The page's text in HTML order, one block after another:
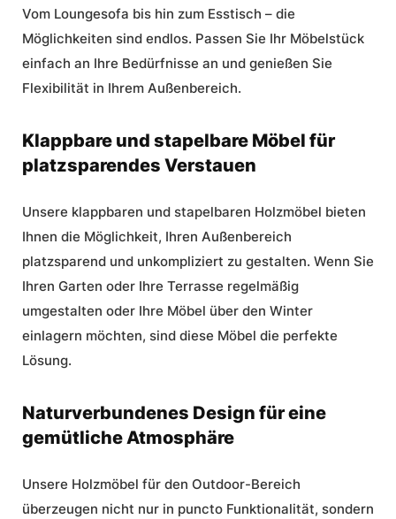
Vom Loungesofa bis hin zum Esstisch – die
Möglichkeiten sind endlos. Passen Sie Ihr Möbelstück
einfach an Ihre Bedürfnisse an und genießen Sie
Flexibilität in Ihrem Außenbereich.
Klappbare und stapelbare Möbel für
platzsparendes Verstauen
Unsere klappbaren und stapelbaren Holzmöbel bieten
Ihnen die Möglichkeit, Ihren Außenbereich
platzsparend und unkompliziert zu gestalten. Wenn Sie
Ihren Garten oder Ihre Terrasse regelmäßig
umgestalten oder Ihre Möbel über den Winter
einlagern möchten, sind diese Möbel die perfekte
Lösung.
Naturverbundenes Design für eine
gemütliche Atmosphäre
Unsere Holzmöbel für den Outdoor-Bereich
überzeugen nicht nur in puncto Funktionalität, sondern